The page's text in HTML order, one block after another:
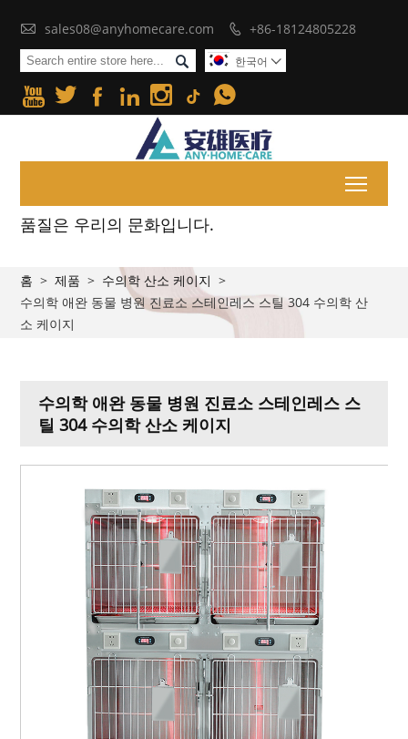
 sales08@anyhomecare.com  +86-18124805228
 한국어 
     
품질은 우리의 문화입니다.
홈 > 제품 > 수의학 산소 케이지 >
수의학 애완 동물 병원 진료소 스테인레스 스틸 304 수의학 산
소 케이지
수의학 애완 동물 병원 진료소 스테인레스 스
틸 304 수의학 산소 케이지